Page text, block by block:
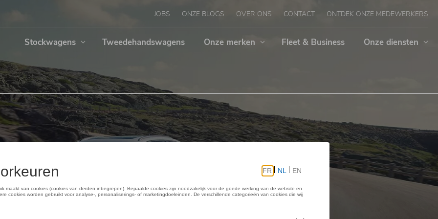
JOBS ONZE BLOGS OVER ONS CONTACT ONTDEK ONZE MEDEWERKERS
Stockwagens Tweedehandswagens Onze merken Fleet & Business Onze diensten
in